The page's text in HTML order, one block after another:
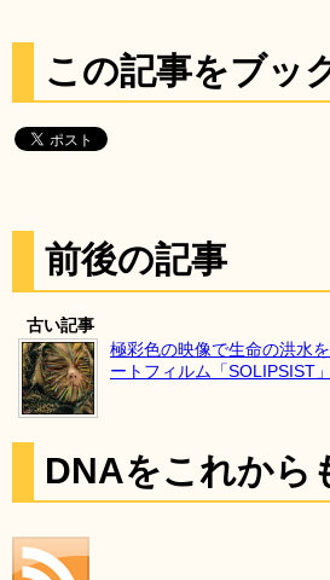
この記事をブッ
前後の記事
古い記事
極彩色の映像で生命の洪水
ートフィルム「SOLIPSIST」
DNAをこれから